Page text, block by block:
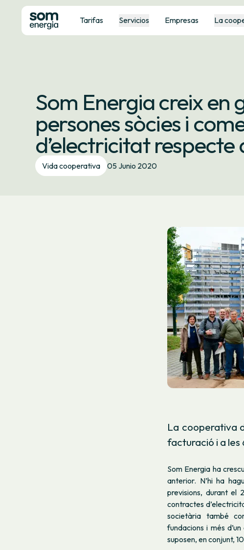
Tarifas Servicios Empresas La
Som Energia creix en
persones sòcies i
d’electricitat respecte
Vida cooperativa 05 Junio 2020
La cooperativa
facturació i a
Som Energia ha
anterior. N’hi ha
previsions, durant el
contractes
societària també
fundacions i més
suposen, en conjunt,